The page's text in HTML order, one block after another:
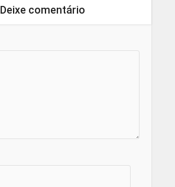
Deixe comentário